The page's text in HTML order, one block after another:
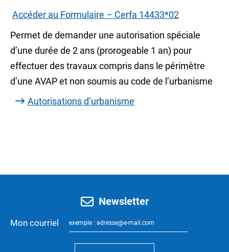
Accéder au Formulaire – Cerfa 14433*02
Permet de demander une autorisation spéciale
d’une durée de 2 ans (prorogeable 1 an) pour
effectuer des travaux compris dans le périmètre
d’une AVAP et non soumis au code de l’urbanisme
Autorisations d’urbanisme
Newsletter
Mon courriel